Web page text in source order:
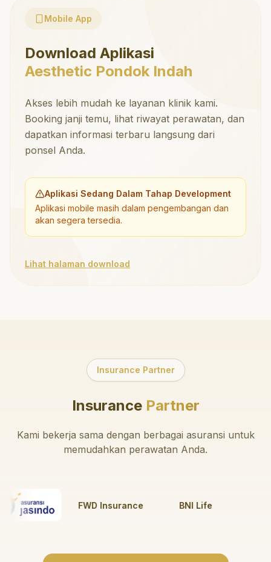
Mobile App
Download Aplikasi
Aesthetic Pondok Indah
Akses lebih mudah ke layanan klinik kami.
Booking janji temu, lihat riwayat perawatan, dan
dapatkan informasi terbaru langsung dari
ponsel Anda.
Aplikasi Sedang Dalam Tahap Development
Aplikasi mobile masih dalam pengembangan dan
akan segera tersedia.
Lihat halaman download
Insurance Partner
InsurancePartner
Kami bekerja sama dengan berbagai asuransi untuk
memudahkan perawatan Anda.
FWD Insurance BNI Life